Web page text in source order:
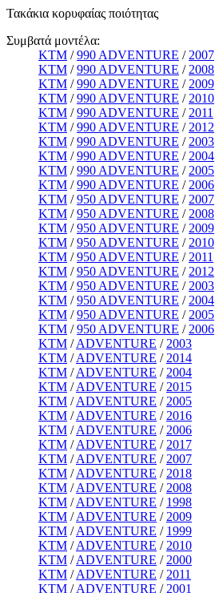
Τακάκια κορυφαίας ποιότητας
Συμβατά μοντέλα:
KTM /990 ADVENTURE / 2007
KTM /990 ADVENTURE / 2008
KTM /990 ADVENTURE / 2009
KTM /990 ADVENTURE / 2010
KTM /990 ADVENTURE / 2011
KTM /990 ADVENTURE / 2012
KTM /990 ADVENTURE / 2003
KTM /990 ADVENTURE / 2004
KTM /990 ADVENTURE / 2005
KTM /990 ADVENTURE / 2006
KTM /950 ADVENTURE / 2007
KTM /950 ADVENTURE / 2008
KTM /950 ADVENTURE / 2009
KTM /950 ADVENTURE / 2010
KTM /950 ADVENTURE / 2011
KTM /950 ADVENTURE / 2012
KTM /950 ADVENTURE / 2003
KTM /950 ADVENTURE / 2004
KTM /950 ADVENTURE / 2005
KTM /950 ADVENTURE / 2006
KTM /ADVENTURE / 2003
KTM /ADVENTURE / 2014
KTM /ADVENTURE / 2004
KTM /ADVENTURE / 2015
KTM /ADVENTURE / 2005
KTM /ADVENTURE / 2016
KTM /ADVENTURE / 2006
KTM /ADVENTURE / 2017
KTM /ADVENTURE / 2007
KTM /ADVENTURE / 2018
KTM /ADVENTURE / 2008
KTM /ADVENTURE / 1998
KTM /ADVENTURE / 2009
KTM /ADVENTURE / 1999
KTM /ADVENTURE / 2010
KTM /ADVENTURE / 2000
KTM /ADVENTURE / 2011
KTM /ADVENTURE / 2001